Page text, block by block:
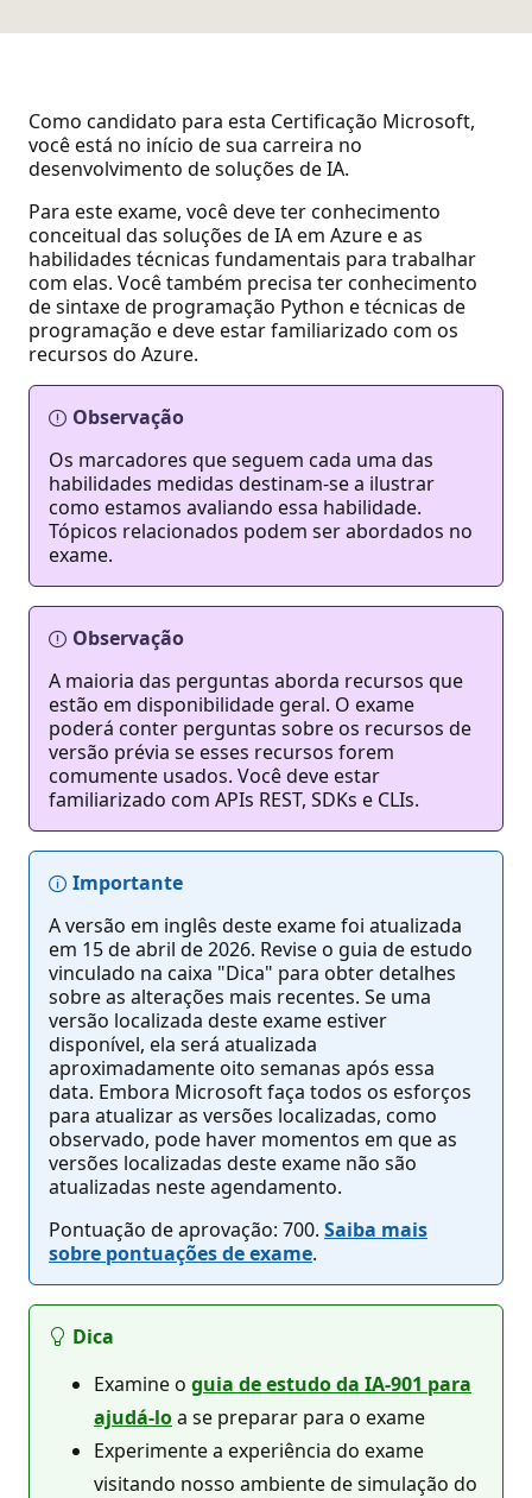
Como candidato para esta Certificação Microsoft,
você está no início de sua carreira no
desenvolvimento de soluções de IA.
Para este exame, você deve ter conhecimento
conceitual das soluções de IA em Azure e as
habilidades técnicas fundamentais para trabalhar
com elas. Você também precisa ter conhecimento
de sintaxe de programação Python e técnicas de
programação e deve estar familiarizado com os
recursos do Azure.
Observação
Os marcadores que seguem cada uma das
habilidades medidas destinam-se a ilustrar
como estamos avaliando essa habilidade.
Tópicos relacionados podem ser abordados no
exame.
Observação
A maioria das perguntas aborda recursos que
estão em disponibilidade geral. O exame
poderá conter perguntas sobre os recursos de
versão prévia se esses recursos forem
comumente usados. Você deve estar
familiarizado com APIs REST, SDKs e CLIs.
Importante
A versão em inglês deste exame foi atualizada
em 15 de abril de 2026. Revise o guia de estudo
vinculado na caixa "Dica" para obter detalhes
sobre as alterações mais recentes. Se uma
versão localizada deste exame estiver
disponível, ela será atualizada
aproximadamente oito semanas após essa
data. Embora Microsoft faça todos os esforços
para atualizar as versões localizadas, como
observado, pode haver momentos em que as
versões localizadas deste exame não são
atualizadas neste agendamento.
Pontuação de aprovação: 700. Saiba mais
sobre pontuações de exame.
Dica
Examine o guia de estudo da IA-901 para
ajudá-loa se preparar para o exame
Experimente a experiência do exame
visitando nosso ambiente de simulação do